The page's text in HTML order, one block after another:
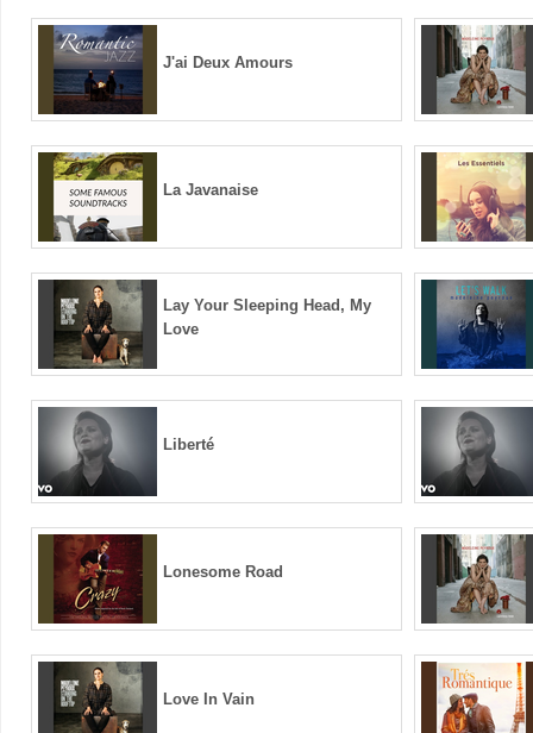
J'ai Deux Amours
La Javanaise
Lay Your Sleeping Head, My
Love
Liberté
Lonesome Road
Love In Vain